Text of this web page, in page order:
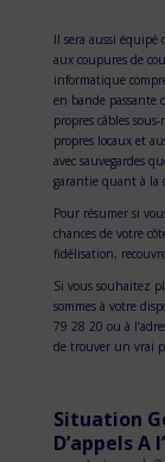
Il sera aussi
aux coupures de
informatique
en bande passante
propres câbles
propres locaux et
avec sauvegardes
garantie quant à la
Pour résumer si
chances de votre
fidélisation,
Si vous souhaitez
sommes à votre
79 28 20 ou à
de trouver un vrai
Situation
D’appels A